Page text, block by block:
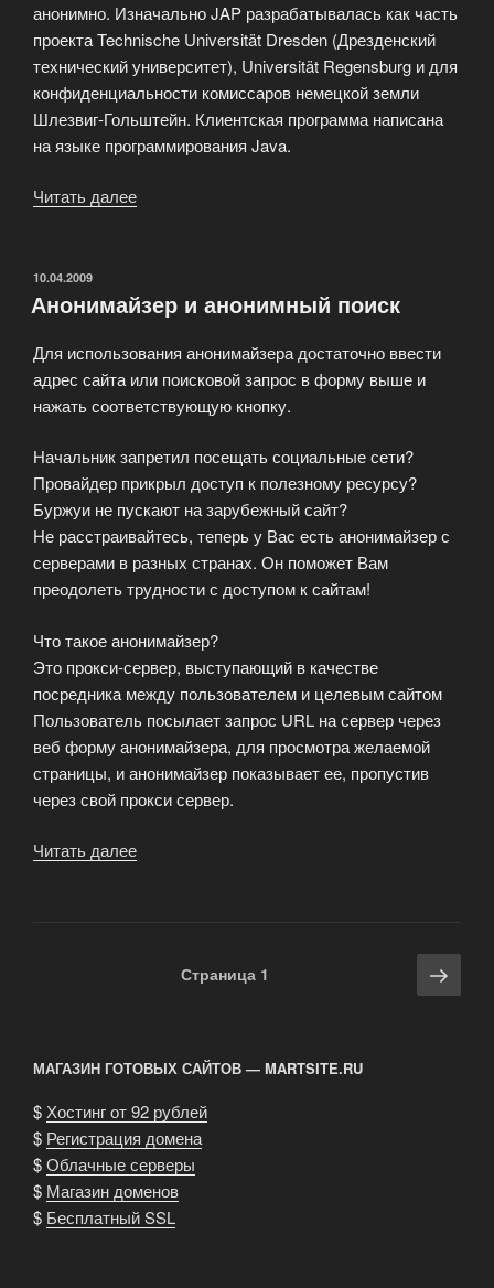
анонимно. Изначально JAP разрабатывалась как часть
проекта Technische Universität Dresden (Дрезденский
технический университет), Universität Regensburg и для
конфиденциальности комиссаров немецкой земли
Шлезвиг-Гольштейн. Клиентская программа написана
на языке программирования Java.
Читать далее
JonDonym)»
ОПУБЛИКОВАНО
10.04.2009
Анонимайзер и анонимный поиск
Для использования анонимайзера достаточно ввести
адрес сайта или поисковой запрос в форму выше и
нажать соответствующую кнопку.
Начальник запретил посещать социальные сети?
Провайдер прикрыл доступ к полезному ресурсу?
Буржуи не пускают на зарубежный сайт?
Не расстраивайтесь, теперь у Вас есть анонимайзер с
серверами в разных странах. Он поможет Вам
преодолеть трудности с доступом к сайтам!
Что такое анонимайзер?
Это прокси-сервер, выступающий в качестве
посредника между пользователем и целевым сайтом
Пользователь посылает запрос URL на сервер через
веб форму анонимайзера, для просмотра желаемой
страницы, и анонимайзер показывает ее, пропустив
через свой прокси сервер.
Читать далее
Страница 1
МАГАЗИН ГОТОВЫХ САЙТОВ — MARTSITE.RU
$ Хостинг от 92 рублей
$ Регистрация домена
$Облачные серверы
$ Магазин доменов
$ Бесплатный SSL